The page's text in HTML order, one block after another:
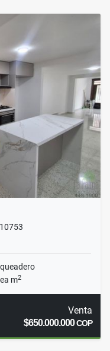
m2
Venta
$650.000.000COP